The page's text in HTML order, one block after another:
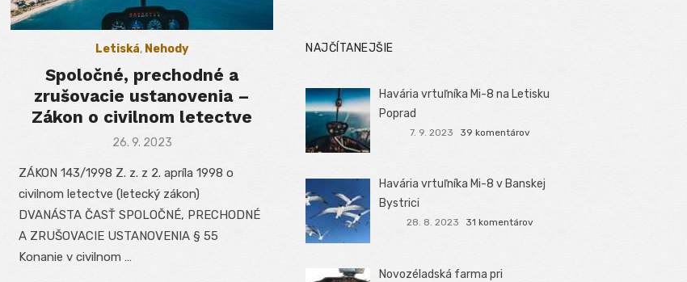
Letiská, Nehody
Spoločné, prechodné a
zrušovacie ustanovenia –
Zákon o civilnom letectve
Posted
26. 9. 2023
ZÁKON 143/1998 Z. z. z 2. apríla 1998 o
civilnom letectve (letecký zákon)
DVANÁSTA ČASŤ SPOLOČNÉ, PRECHODNÉ
A ZRUŠOVACIE USTANOVENIA § 55
Konanie v civilnom …
NAJČÍTANEJŠIE
Havária vrtuľníka Mi-8 na Letisku
Poprad
7. 9. 2023 39 komentárov
Havária vrtuľníka Mi-8 v Banskej
Bystrici
28. 8. 2023 31 komentárov
Novozéladská farma pri